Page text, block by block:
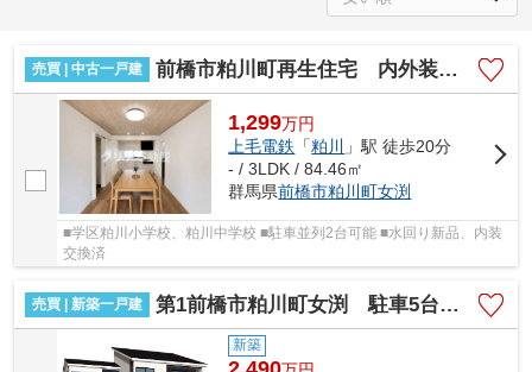
売買 | 中古一戸建 前橋市粕川町再生住宅 内外装ピカピカきれい
1,299万円
上毛電鉄 「粕川
」駅 徒歩20分
- / 3LDK / 84.46㎡
群馬県前橋市粕川町女渕
■学区粕川小学校、粕川中学校 ■駐車並列2台可能 ■水回り新品、内装
交換済
売買 | 新築一戸建 第1前橋市粕川町女渕 駐車5台＋全室南向き
新築